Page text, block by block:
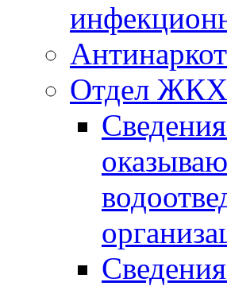
Отдел ЖКХ